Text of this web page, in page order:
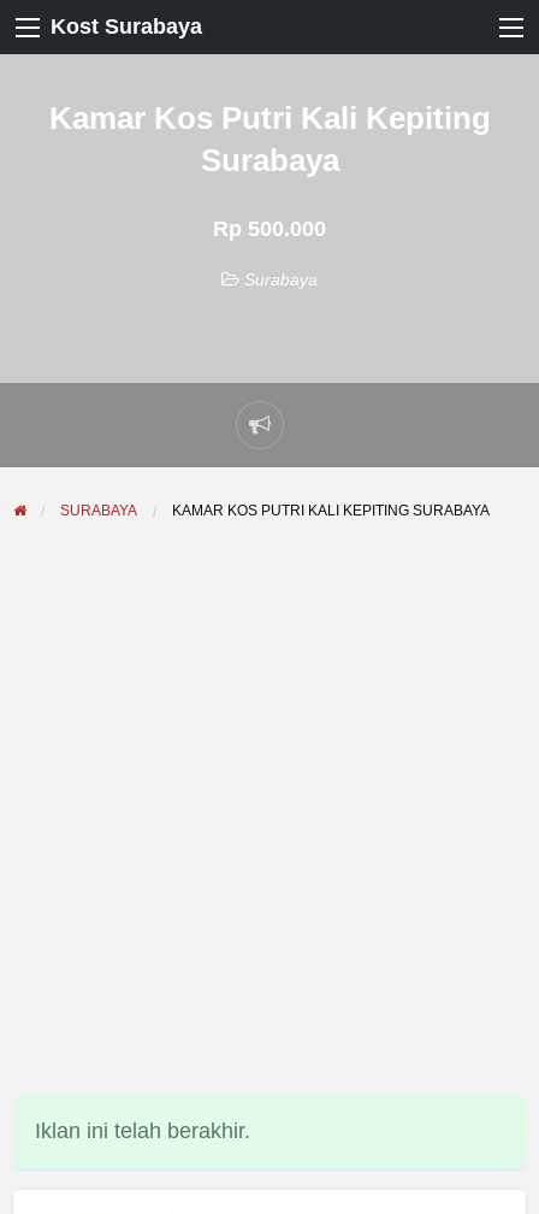
Kost Surabaya
Kamar Kos Putri Kali Kepiting
Surabaya
Rp 500.000
Surabaya
Laporkan
masalah
SURABAYA KAMAR KOS PUTRI KALI KEPITING SURABAYA
Iklan ini telah berakhir.